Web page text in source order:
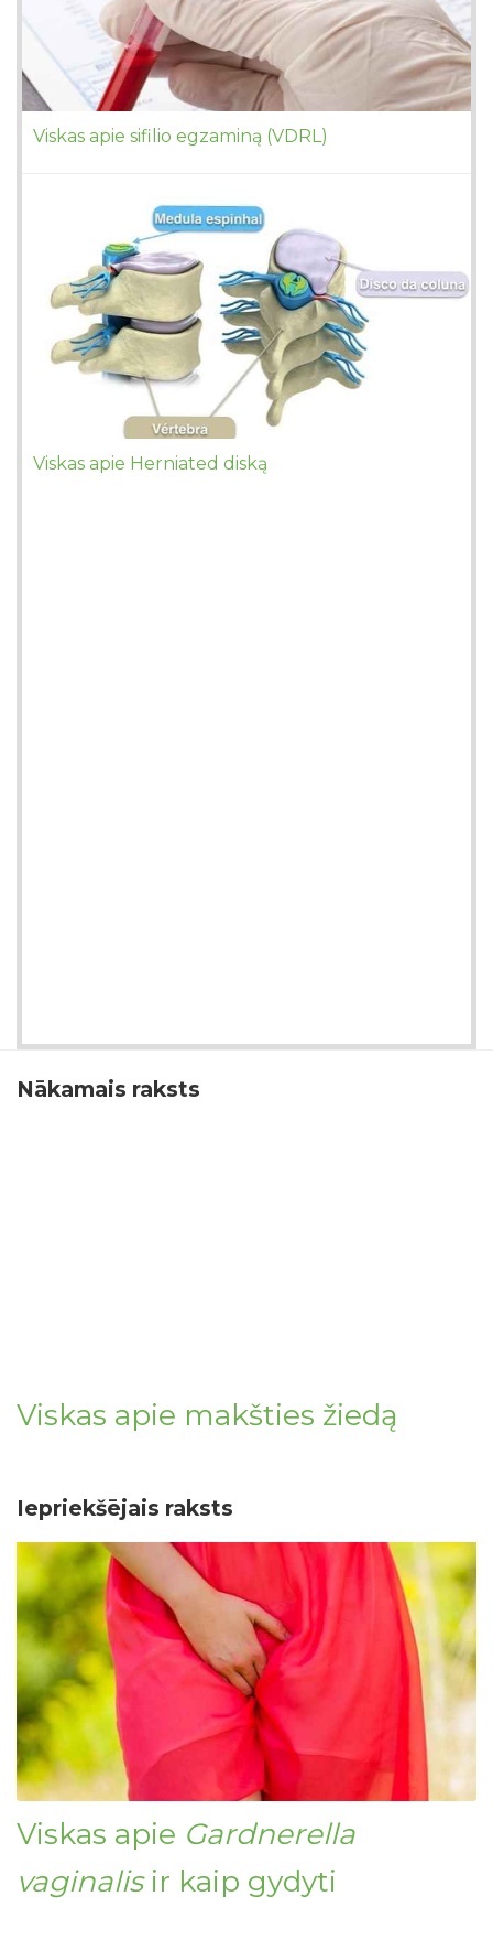
Viskas apie sifilio egzaminą (VDRL)
Viskas apie Herniated diską
Nākamais raksts
Viskas apie makšties žiedą
Iepriekšējais raksts
Viskas apie Gardnerella
vaginalis ir kaip gydyti